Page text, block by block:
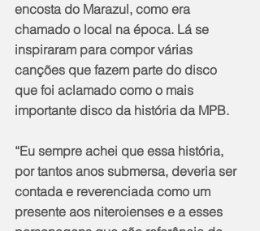
encosta do Marazul, como era
chamado o local na época. Lá se
inspiraram para compor várias
canções que fazem parte do disco
que foi aclamado como o mais
importante disco da história da MPB.
“Eu sempre achei que essa história,
por tantos anos submersa, deveria ser
contada e reverenciada como um
presente aos niteroienses e a esses